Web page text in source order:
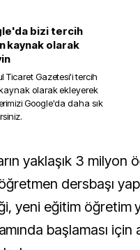
bizi tercih
kaynak olarak
Ticaret Gazetesi'i tercih
olarak ekleyerek
Google'da daha sık
dersbaşı
yeni eğitim öğretim
başlaması için